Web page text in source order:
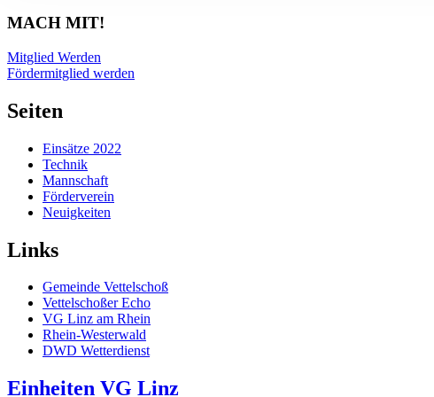
MACH MIT!
Mitglied Werden
Fördermitglied werden
Seiten
Einsätze 2022
Technik
Mannschaft
Förderverein
Neuigkeiten
Links
Gemeinde Vettelschoß
Vettelschoßer Echo
VG Linz am Rhein
Rhein-Westerwald
DWD Wetterdienst
Einheiten VG Linz